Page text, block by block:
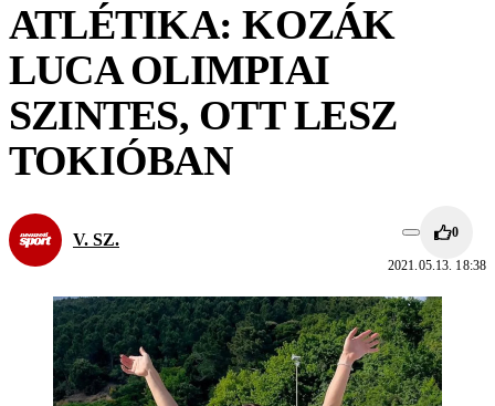
ATLÉTIKA: KOZÁK
LUCA OLIMPIAI
SZINTES, OTT LESZ
TOKIÓBAN
V. SZ. 0
2021.05.13. 18:38